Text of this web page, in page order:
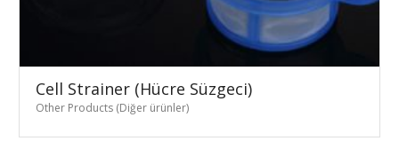
Cell Strainer (Hücre Süzgeci)
Other Products (Diğer ürünler)